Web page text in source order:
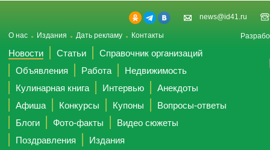
news@id41.ru
О нас Издания Дать рекламу Контакты
Новости Статьи
Справочник организаций
Объявления
Работа
Недвижимость
Кулинарная книга
Интервью
Анекдоты
Афиша
Конкурсы Купоны
Вопросы-ответы
Блоги
Фото-факты
Видео сюжеты
Поздравления
Издания